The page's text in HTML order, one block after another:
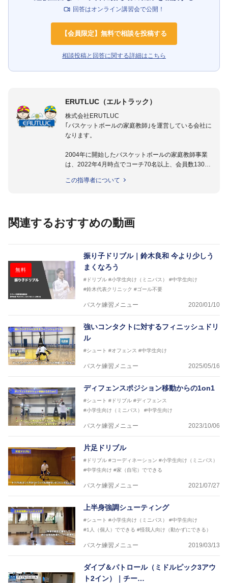
回答はオンライン講習会で公開！
【会員限定】無料で相談を投稿する
相談投稿と回答に関する詳細はこちら
ERUTLUC（エルトラック）
株式会社ERUTLUC
｢バスケットボールの家庭教師｣を運営している会社に
なります。
2004年に開始したバスケットボールの家庭教師事業
は、2022年4月時点でコーチ70名以上、会員数1300
指導実績多数・各地講習会なども担当しており、「は
など多くの書籍・DVDも監修しています。
2016年U12ナショナルキャンプヘッドコーチ
2016年U13ナショナルキャンプヘッドコーチ
2016年男子日本代表サポートコーチ
2017年U12ナショナルキャンプヘッドコーチ
2017年U13ナショナルキャンプヘッドコーチ
2017年男子日本代表サポートコーチ
2018年U22日本代表スプリングキャンプアドバイザ
2018年U12ナショナルキャンプヘッドコーチ
2018年U13ナショナルキャンプヘッドコーチ
2018年～2021年男子日本代表サポートコーチ
2021年～女子日本代表アシスタントコーチ
この指導者について
関連するおすすめの動画
無料
振り子ドリブル｜鈴木良和 今より少しう
まくなろう
#ドリブル #小学生向け（ミニバス）
#中学生向け
#鈴木代表クリニック #ゴール不要
バスケ練習メニュー 2020/01/10
強いコンタクトに対するフィニッシュドリ
ル
#シュート #オフェンス #中学生向け
バスケ練習メニュー 2025/05/16
ディフェンスポジション移動からの1on1
#シュート #ドリブル #ディフェンス
#小学生向け（ミニバス）
#中学生向け
バスケ練習メニュー 2023/10/06
片足ドリブル
#ドリブル #コーディネーション #小学生向け（ミニバス）
#中学生向け #家（自宅）でできる
バスケ練習メニュー 2021/07/27
上半身強調シューティング
#シュート #小学生向け（ミニバス）
#中学生向け
#1人（個人）でできる #怪我人向け（動かずにできる）
バスケ練習メニュー 2019/03/13
ダイブ＆パトロール（ミドルピック3アウ
ト2イン）｜チー…